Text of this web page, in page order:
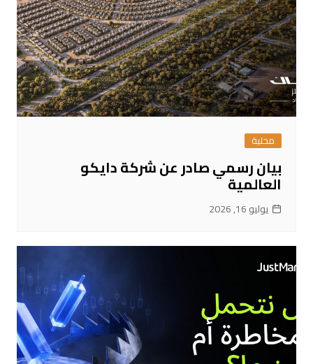
محلية
بيان رسمي صادر عن شركة دايكو
العالمية
يوليو 16, 2026